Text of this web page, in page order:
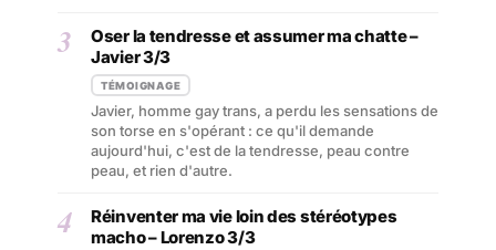
3
Oser la tendresse et assumer ma chatte –
Javier 3/3
TÉMOIGNAGE
Javier, homme gay trans, a perdu les sensations de
son torse en s'opérant : ce qu'il demande
aujourd'hui, c'est de la tendresse, peau contre
peau, et rien d'autre.
4
Réinventer ma vie loin des stéréotypes
macho – Lorenzo 3/3